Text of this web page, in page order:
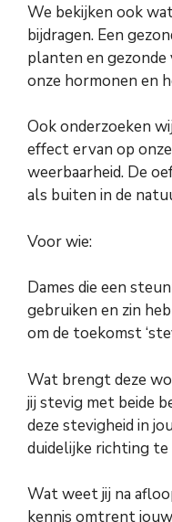
We bekijken ook
bijdragen. Een
planten en gezonde
onze hormonen en
Ook onderzoeken
effect ervan op
weerbaarheid. De
als buiten in de
Voor wie:
Dames die een
gebruiken en zin
om de toekomst
Wat brengt deze
jij stevig met beide
deze stevigheid in
duidelijke richting te
Wat weet jij na
kennis omtrent